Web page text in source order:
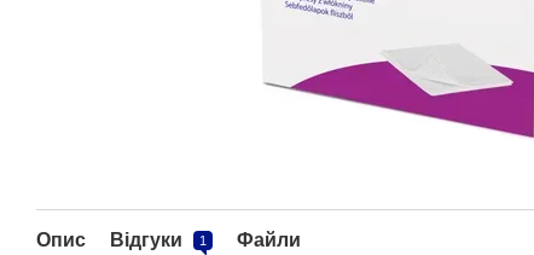
Опис Відгуки 1 Файли